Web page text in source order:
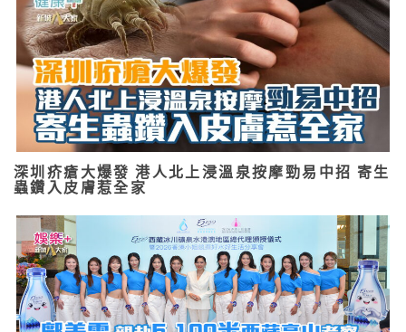
深圳疥瘡大爆發 港人北上浸溫泉按摩勁易中招 寄生
蟲鑽入皮膚惹全家